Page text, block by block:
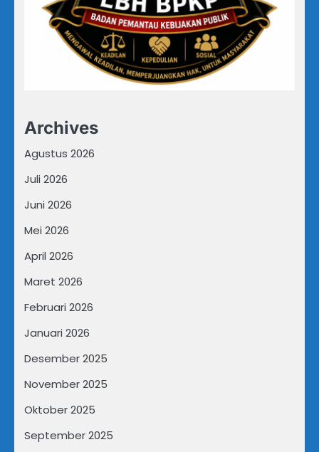
Archives
Agustus 2026
Juli 2026
Juni 2026
Mei 2026
April 2026
Maret 2026
Februari 2026
Januari 2026
Desember 2025
November 2025
Oktober 2025
September 2025